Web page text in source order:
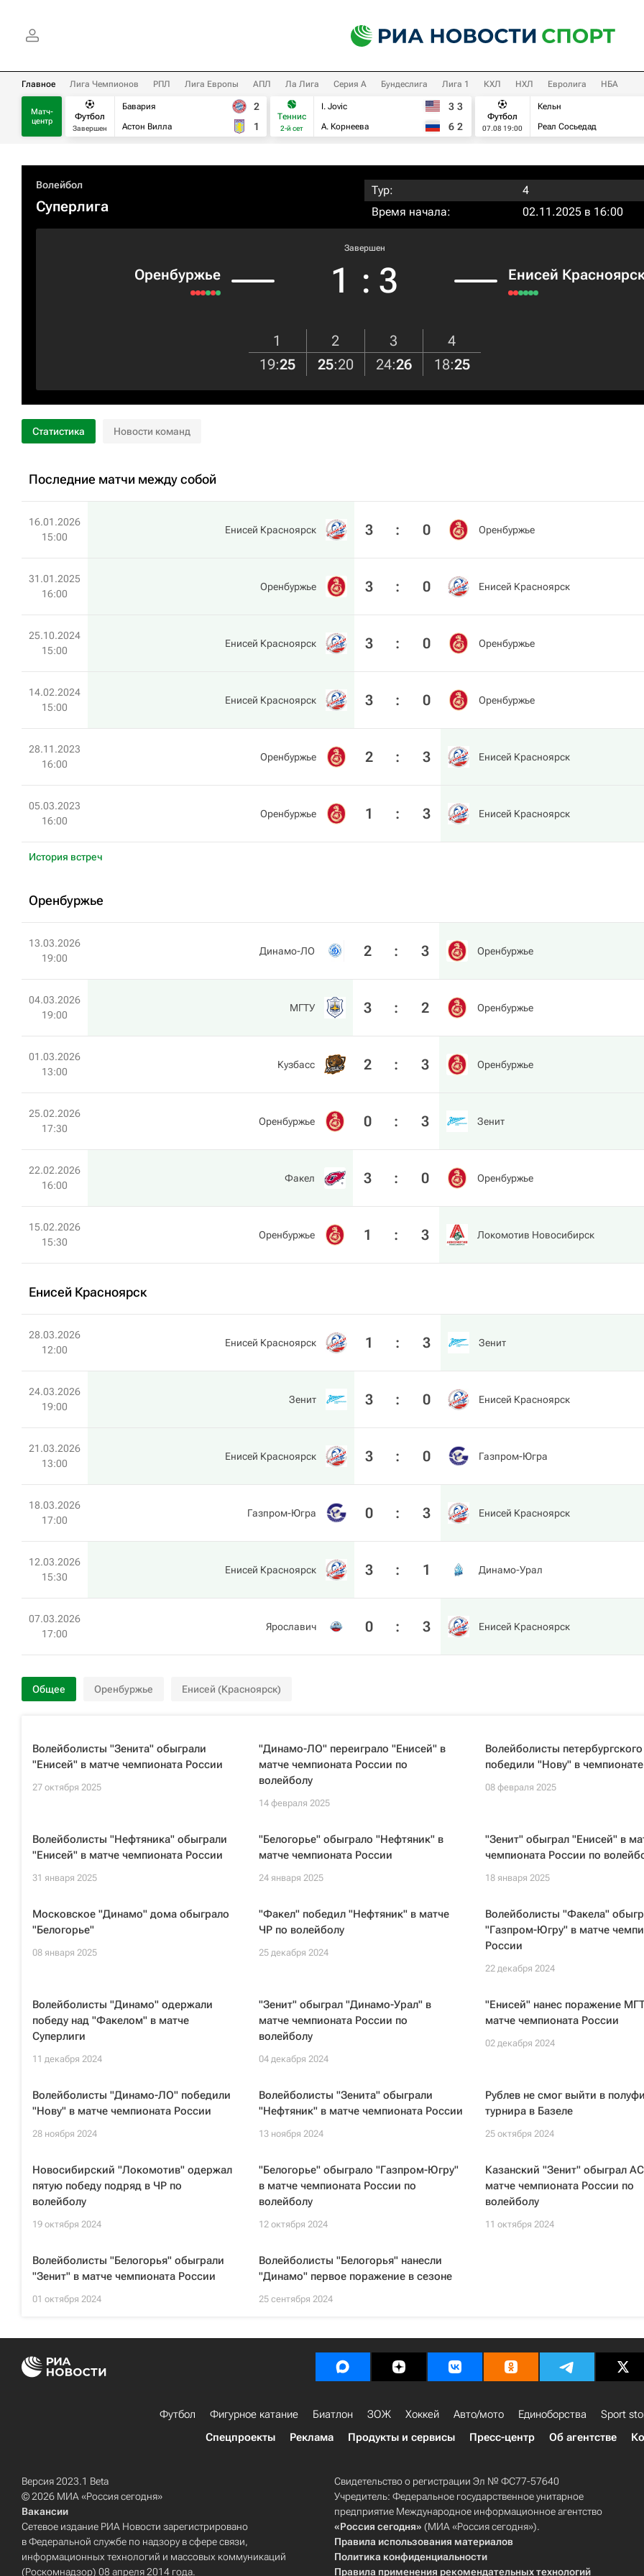
Главное Лига Чемпионов РПЛ Лига Европы АПЛ Ла Лига Серия А Бундеслига Лига 1 КХЛ НХЛ Евролига НБА
Матч-
центр
Футбол
Завершен
Бавария
Астон Вилла
2
1
Теннис
2-й сет
I. Jovic
А. Корнеева
3 3
6 2
Футбол
07.08 19:00
Кельн
Реал Сосьедад
Волейбол
Суперлига
Тур:
4
Время начала:
02.11.2025 в 16:00
Оренбуржье
Завершен
1 : 3 Енисей
1 2 3
4
19:25 25:20 24:26 18:25
Статистика Новости команд
Последние матчи между собой
16.01.2026
15:00
Енисей Красноярск 3 : 0 Оренбуржье
31.01.2025
16:00
Оренбуржье 3 : 0 Енисей Красноярск
25.10.2024
15:00
Енисей Красноярск 3 : 0 Оренбуржье
14.02.2024
15:00
Енисей Красноярск 3 : 0 Оренбуржье
28.11.2023
16:00
Оренбуржье 2 : 3 Енисей Красноярск
05.03.2023
16:00
Оренбуржье 1 : 3 Енисей Красноярск
История встреч
Оренбуржье
13.03.2026
19:00
Динамо-ЛО 2 : 3 Оренбуржье
04.03.2026
19:00
МГТУ 3 : 2 Оренбуржье
01.03.2026
13:00
Кузбасс 2 : 3 Оренбуржье
25.02.2026
17:30
Оренбуржье 0 : 3 Зенит
22.02.2026
16:00
Факел 3 : 0 Оренбуржье
15.02.2026
15:30
Оренбуржье 1 : 3 Локомотив Новосибирск
Енисей Красноярск
28.03.2026
12:00
Енисей Красноярск 1 : 3 Зенит
24.03.2026
19:00
Зенит 3 : 0 Енисей Красноярск
21.03.2026
13:00
Енисей Красноярск 3 : 0 Газпром-Югра
18.03.2026
17:00
Газпром-Югра 0 : 3 Енисей Красноярск
12.03.2026
15:30
Енисей Красноярск 3 : 1 Динамо-Урал
07.03.2026
17:00
Ярославич 0 : 3 Енисей Красноярск
Общее Оренбуржье Енисей (Красноярск)
Волейболисты "Зенита" обыграли
"Енисей" в матче чемпионата России
27 октября 2025
"Динамо-ЛО" переиграло "Енисей" в
матче чемпионата России по
волейболу
14 февраля 2025
Волейболисты
победили "Нову" в
08 февраля 2025
Волейболисты "Нефтяника" обыграли
"Енисей" в матче чемпионата России
31 января 2025
"Белогорье" обыграло "Нефтяник" в
матче чемпионата России
24 января 2025
"Зенит" обыграл "Енисей" в
чемпионата России по
18 января 2025
Московское "Динамо" дома обыграло
"Белогорье"
08 января 2025
"Факел" победил "Нефтяник" в матче
ЧР по волейболу
25 декабря 2024
Волейболисты "Факела"
"Газпром-Югру" в матче
России
22 декабря 2024
Волейболисты "Динамо" одержали
победу над "Факелом" в матче
Суперлиги
11 декабря 2024
"Зенит" обыграл "Динамо-Урал" в
матче чемпионата России по
волейболу
04 декабря 2024
"Енисей" нанес поражение
матче чемпионата России
02 декабря 2024
Волейболисты "Динамо-ЛО" победили
"Нову" в матче чемпионата России
28 ноября 2024
Волейболисты "Зенита" обыграли
"Нефтяник" в матче чемпионата России
13 ноября 2024
Рублев не смог выйти в
турнира в Базеле
25 октября 2024
Новосибирский "Локомотив" одержал
пятую победу подряд в ЧР по
волейболу
19 октября 2024
"Белогорье" обыграло "Газпром-Югру"
в матче чемпионата России по
волейболу
12 октября 2024
Казанский "Зенит" обыграл
матче чемпионата России по
волейболу
11 октября 2024
Волейболисты "Белогорья" обыграли
"Зенит" в матче чемпионата России
01 октября 2024
Волейболисты "Белогорья" нанесли
"Динамо" первое поражение в сезоне
25 сентября 2024
Футбол Фигурное катание Биатлон ЗОЖ Хоккей Авто/мото Единоборства Sport
Спецпроекты
Реклама Продукты и сервисы Пресс-центр Об агентстве
Версия 2023.1 Beta
© 2026 МИА «Россия сегодня»
Вакансии
Сетевое издание РИА Новости зарегистрировано
в Федеральной службе по надзору в сфере связи,
информационных технологий и массовых коммуникаций
(Роскомнадзор) 08 апреля 2014 года.
Свидетельство о регистрации Эл № ФС77-57640
Учредитель: Федеральное государственное унитарное
предприятие Международное информационное агентство
«Россия сегодня» (МИА «Россия сегодня»).
Правила использования материалов
Политика конфиденциальности
Правила применения рекомендательных технологий